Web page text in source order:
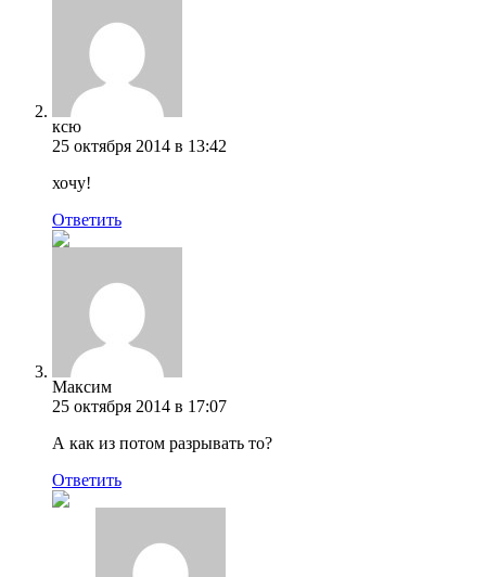
ксю
25 октября 2014 в 13:42
хочу!
Ответить
Максим
25 октября 2014 в 17:07
А как из потом разрывать то?
Ответить